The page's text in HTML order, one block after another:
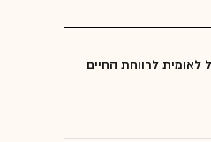
לאומית לרווחת החיים